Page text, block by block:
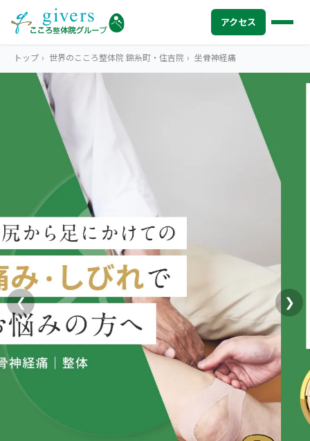
アクセス
SYMPTOMS
肩こり・首こり
頭痛
四十肩・五十肩
膝痛・関節痛
股関節の痛み
産後の不調・体型の崩れ
骨盤の傾き・歪み
メニューから探す
STORE 店舗一覧
AREA エリアから探す
北海道
札幌エリア（13院）
東北
仙台エリア（4院）
関東
ABOUT US 私たちについて
こころ整体院グループについて
初めての方へ
研究・論文
ご予約はこちら
OUR CONCEPT
とらわれないカラダを。
トップ › 世界のこころ整体院 錦糸町・住吉院 › 坐骨神経痛
❮ ❯